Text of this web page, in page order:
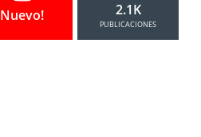
Nuevo! 2.1K
PUBLICACIONES